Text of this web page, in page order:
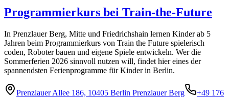
Programmierkurs bei Train-the-Future
In Prenzlauer Berg, Mitte und Friedrichshain lernen Kinder ab 5
Jahren beim Programmierkurs von Train the Future spielerisch
coden, Roboter bauen und eigene Spiele entwickeln. Wer die
Sommerferien 2026 sinnvoll nutzen will, findet hier eines der
spannendsten Ferienprogramme für Kinder in Berlin.
Prenzlauer Allee 186, 10405 Berlin Prenzlauer Berg
+49 176